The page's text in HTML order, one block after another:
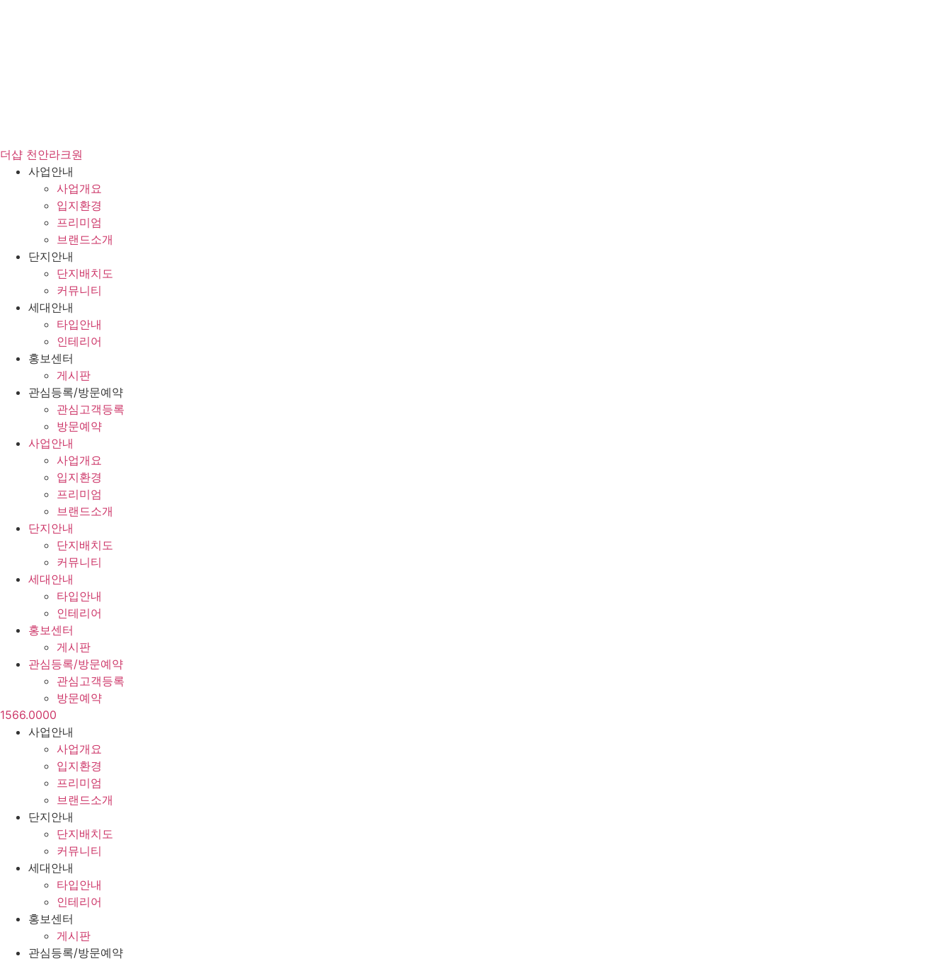
더샵 천안라크원
사업안내
사업개요
입지환경
프리미엄
브랜드소개
단지안내
단지배치도
커뮤니티
세대안내
타입안내
인테리어
홍보센터
게시판
관심등록/방문예약
관심고객등록
방문예약
사업안내
사업개요
입지환경
프리미엄
브랜드소개
단지안내
단지배치도
커뮤니티
세대안내
타입안내
인테리어
홍보센터
게시판
관심등록/방문예약
관심고객등록
방문예약
1566.0000
사업안내
사업개요
입지환경
프리미엄
브랜드소개
단지안내
단지배치도
커뮤니티
세대안내
타입안내
인테리어
홍보센터
게시판
관심등록/방문예약